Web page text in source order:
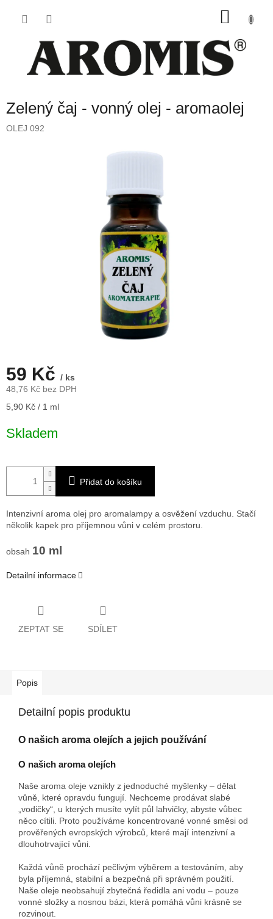
Zelený čaj - vonný olej - aromaolej
OLEJ 092
59 Kč / ks
48,76 Kč bez DPH
Měrná
5,90 Kč / 1 ml
Skladem
Přidat do košíku
Intenzivní aroma olej pro aromalampy a osvěžení vzduchu. Stačí
několik kapek pro příjemnou vůni v celém prostoru.
obsah 10 ml
Detailní informace
ZEPTAT SE SDÍLET
Popis
Detailní popis produktu
O našich aroma olejích a jejich používání
O našich aroma olejích
Naše aroma oleje vznikly z jednoduché myšlenky – dělat
vůně, které opravdu fungují. Nechceme prodávat slabé
„vodičky“, u kterých musíte vylít půl lahvičky, abyste vůbec
něco cítili. Proto používáme koncentrované vonné směsi od
prověřených evropských výrobců, které mají intenzivní a
dlouhotrvající vůni.
Každá vůně prochází pečlivým výběrem a testováním, aby
byla příjemná, stabilní a bezpečná při správném použití.
Naše oleje neobsahují zbytečná ředidla ani vodu – pouze
vonné složky a nosnou bázi, která pomáhá vůni krásně se
rozvinout.